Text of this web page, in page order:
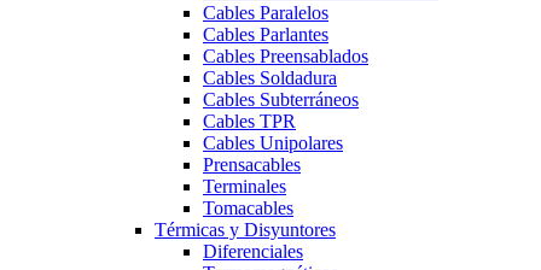
Cables Paralelos
Cables Parlantes
Cables Preensablados
Cables Soldadura
Cables Subterráneos
Cables TPR
Cables Unipolares
Prensacables
Terminales
Tomacables
Térmicas y Disyuntores
Diferenciales